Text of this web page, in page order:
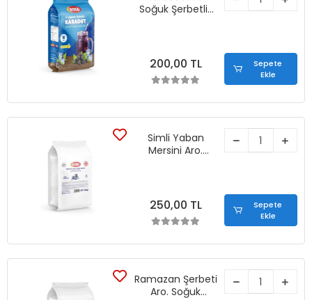
Soğuk Şerbetlik
200,00 TL
Sepete
Ekle
Simli Yaban
Mersini Aro.
250,00 TL
Sepete
Ekle
Ramazan Şerbeti
Aro. Soğuk